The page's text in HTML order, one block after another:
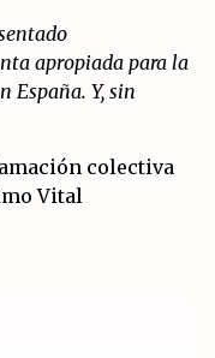
apropiada para la
España. Y, sin